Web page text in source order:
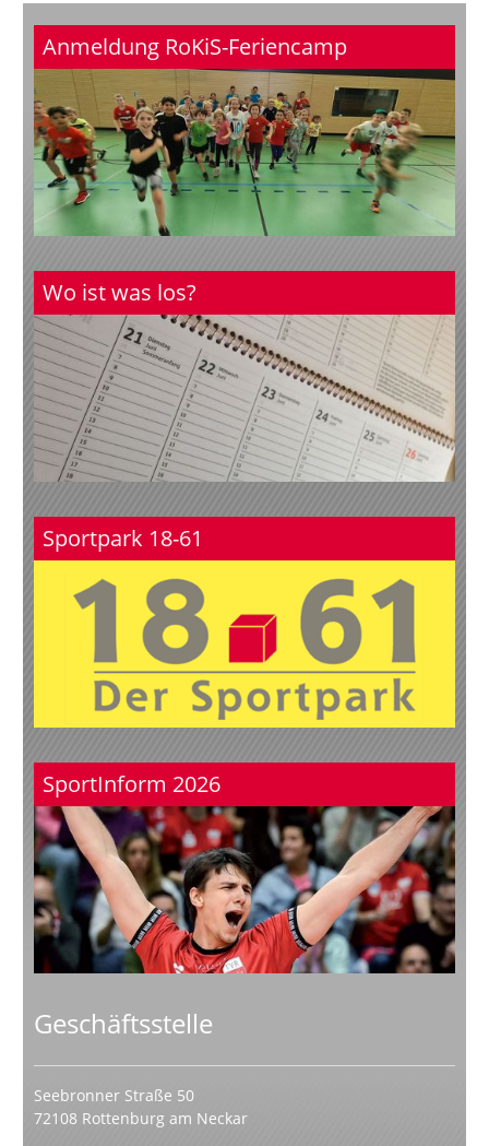
Anmeldung RoKiS-Feriencamp
Wo ist was los?
Sportpark 18-61
SportInform 2026
Geschäftsstelle
Seebronner Straße 50
72108 Rottenburg am Neckar